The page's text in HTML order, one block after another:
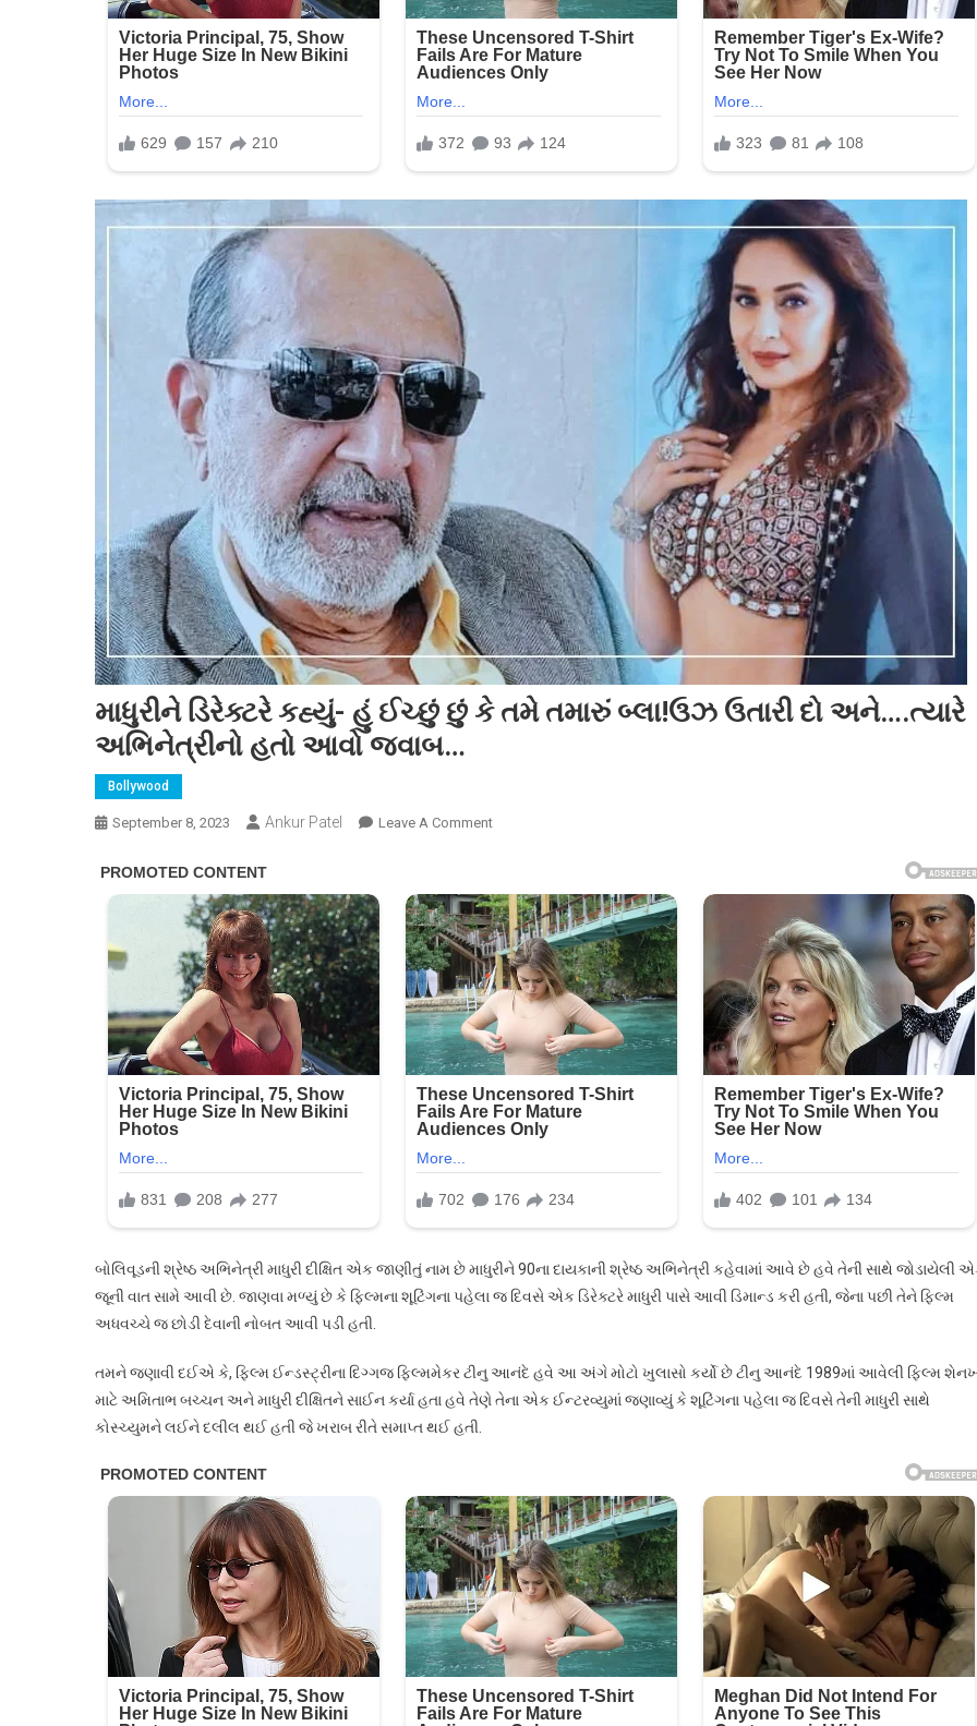
માધુરીને ડિરેક્ટરે કહ્યું- હું ઈચ્છું છું કે તમે તમારું બ્લા!ઉઝ ઉતારી દો અને….ત્યારે
અભિનેત્રીનો હતો આવો જવાબ…
Bollywood
September 8, 2023 Ankur Patel Leave A CommentOn
કહ્યું-
હું
ઈચ્છું
છું
કે
તમે
તમારું
બ્લા!
ઉઝ
ઉતારી
અને….ત્યારે
અભિનેત્રીનો
જવાબ…
બોલિવૂડની શ્રેષ્ઠ અભિનેત્રી માધુરી દીક્ષિત એક જાણીતું નામ છે માધુરીને 90ના દાયકાની શ્રેષ્ઠ અભિનેત્રી કહેવામાં આવે છે હવે તેની સાથે જોડાયેલી
જૂની વાત સામે આવી છે. જાણવા મળ્યું છે કે ફિલ્મના શૂટિંગના પહેલા જ દિવસે એક ડિરેક્ટરે માધુરી પાસે આવી ડિમાન્ડ કરી હતી, જેના પછી તેને ફિલ્મ
અધવચ્ચે જ છોડી દેવાની નોબત આવી પડી હતી.
તમને જણાવી દઈએ કે, ફિલ્મ ઈન્ડસ્ટ્રીના દિગ્ગજ ફિલ્મમેકર ટીનુ આનંદે હવે આ અંગે મોટો ખુલાસો કર્યો છે ટીનુ આનંદે 1989માં આવેલી ફિલ્મ
માટે અમિતાભ બચ્ચન અને માધુરી દીક્ષિતને સાઈન કર્યા હતા હવે તેણે તેના એક ઈન્ટરવ્યુમાં જણાવ્યું કે શૂટિંગના પહેલા જ દિવસે તેની માધુરી સાથે
કોસ્ચ્યુમને લઈને દલીલ થઈ હતી જે ખરાબ રીતે સમાપ્ત થઈ હતી.